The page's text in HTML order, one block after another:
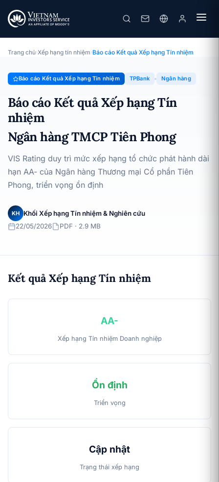
Báo cáo Kết quả Xếp hạng Tín nhiệm · Ngân hàng TMCP Tiên
Phong · 22/05/2026
Trang chủ›Xếp hạng tín nhiệm›Báo cáo Kết quả Xếp hạng Tín nhiệm
Báo cáo Kết quả Xếp hạng Tín nhiệm TPBank Ngân hàng
Báo cáo Kết quả Xếp hạng Tín
nhiệm
Ngân hàng TMCP Tiên Phong
VIS Rating duy trì mức xếp hạng tổ chức phát hành dài
hạn AA- của Ngân hàng Thương mại Cổ phần Tiên
Phong, triển vọng ổn định
KH
Khối Xếp hạng Tín nhiệm & Nghiên cứu
22/05/2026
PDF · 2.9 MB
Kết quả Xếp hạng Tín nhiệm
AA-
Xếp hạng Tín nhiệm Doanh nghiệp
Ổn định
Triển vọng
Cập nhật
Trạng thái xếp hạng